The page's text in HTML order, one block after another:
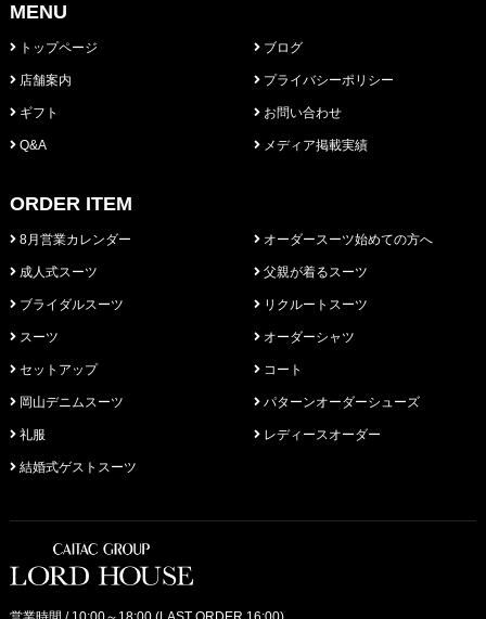
MENU
トップページ
店舗案内
ギフト
Q&A
ブログ
プライバシーポリシー
お問い合わせ
メディア掲載実績
ORDER ITEM
8月営業カレンダー
成人式スーツ
ブライダルスーツ
スーツ
セットアップ
岡山デニムスーツ
礼服
結婚式ゲストスーツ
オーダースーツ始めての方へ
父親が着るスーツ
リクルートスーツ
オーダーシャツ
コート
パターンオーダーシューズ
レディースオーダー